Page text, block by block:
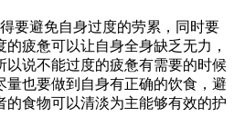
要避免自身过度的劳累，同时要
疲惫可以让自身全身缺乏无力，
以说不能过度的疲惫有需要的时候
量也要做到自身有正确的饮食，避
的食物可以清淡为主能够有效的护